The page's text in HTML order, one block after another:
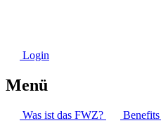
Login
Menü
Was ist das FWZ? Benefits